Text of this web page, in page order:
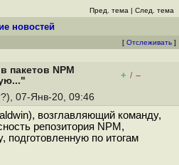
Пред. тема | След. тема
новостей
[ Отслеживать ]
пакетов NPM
+ / –
07-Янв-20, 09:46
возглавляющий команду,
репозитория NPM,
подготовленную по итогам